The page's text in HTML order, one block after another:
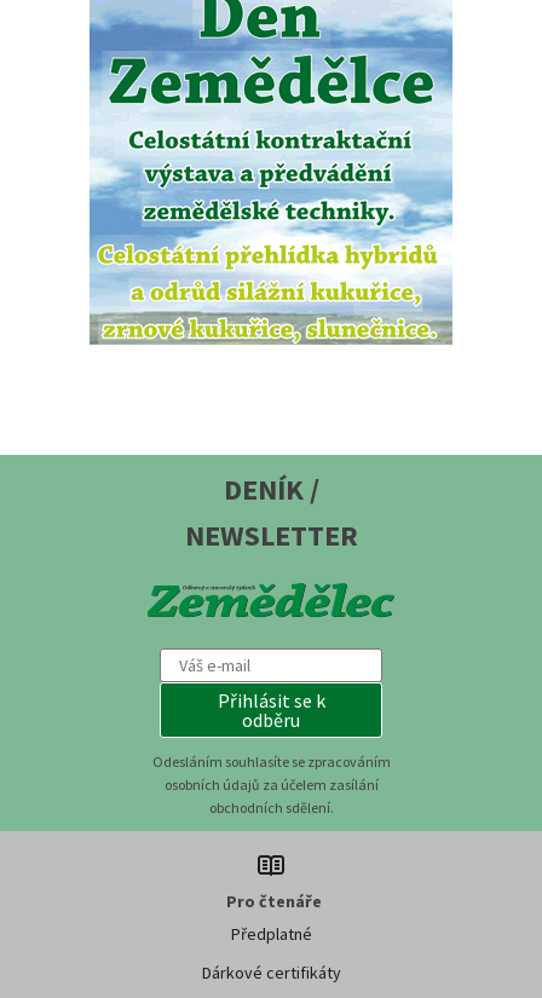
DENÍK /
NEWSLETTER
Přihlásit se k
odběru
Odesláním souhlasíte se zpracováním
osobních údajů za účelem zasílání
obchodních sdělení.
Pro čtenáře
Předplatné
Dárkové certifikáty